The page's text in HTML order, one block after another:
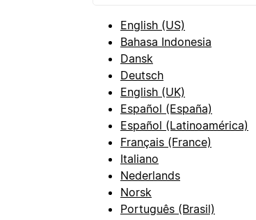
English (US)
Bahasa Indonesia
Dansk
Deutsch
English (UK)
Español (España)
Español (Latinoamérica)
Français (France)
Italiano
Nederlands
Norsk
Português (Brasil)